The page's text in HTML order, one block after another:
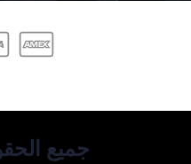
جميع